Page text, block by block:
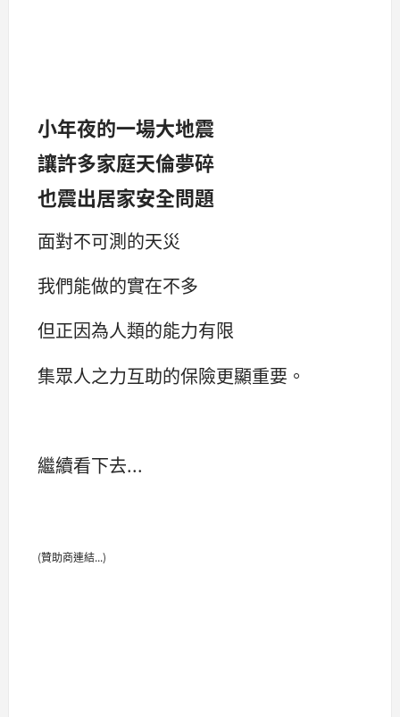
小年夜的一場大地震
讓許多家庭天倫夢碎
也震出居家安全問題
面對不可測的天災
我們能做的實在不多
但正因為人類的能力有限
集眾人之力互助的保險更顯重要。
繼續看下去...
(贊助商連結...)